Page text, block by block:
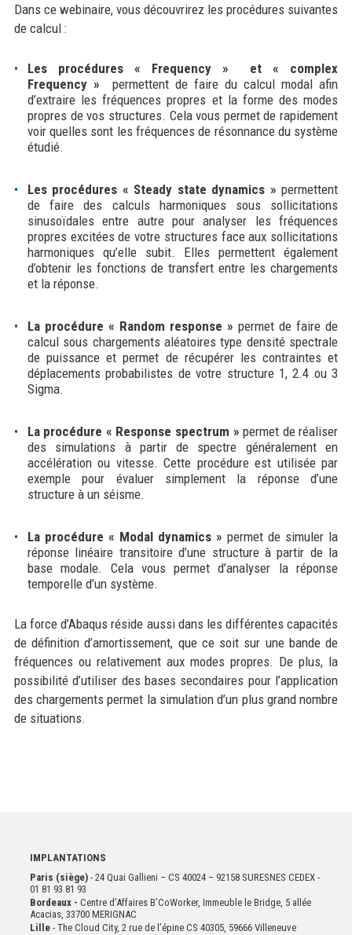
Dans ce webinaire, vous découvrirez les procédures suivantes
de calcul :
Les procédures « Frequency » et « complex
Frequency » permettent de faire du calcul modal afin
d’extraire les fréquences propres et la forme des modes
propres de vos structures. Cela vous permet de rapidement
voir quelles sont les fréquences de résonnance du système
étudié.
Les procédures « Steady state dynamics » permettent
de faire des calculs harmoniques sous sollicitations
sinusoïdales entre autre pour analyser les fréquences
propres excitées de votre structures face aux sollicitations
harmoniques qu’elle subit. Elles permettent également
d’obtenir les fonctions de transfert entre les chargements
et la réponse.
La procédure « Random response » permet de faire de
calcul sous chargements aléatoires type densité spectrale
de puissance et permet de récupérer les contraintes et
déplacements probabilistes de votre structure 1, 2.4 ou 3
Sigma.
La procédure « Response spectrum » permet de réaliser
des simulations à partir de spectre généralement en
accélération ou vitesse. Cette procédure est utilisée par
exemple pour évaluer simplement la réponse d’une
structure à un séisme.
La procédure « Modal dynamics » permet de simuler la
réponse linéaire transitoire d’une structure à partir de la
base modale. Cela vous permet d’analyser la réponse
temporelle d’un système.
La force d’Abaqus réside aussi dans les différentes capacités
de définition d’amortissement, que ce soit sur une bande de
fréquences ou relativement aux modes propres. De plus, la
possibilité d’utiliser des bases secondaires pour l’application
des chargements permet la simulation d’un plus grand nombre
de situations.
IMPLANTATIONS
Paris (siège) - 24 Quai Gallieni – CS 40024 – 92158 SURESNES CEDEX -
01 81 93 81 93
Bordeaux - Centre d’Affaires B’CoWorker, Immeuble le Bridge, 5 allée
Acacias, 33700 MERIGNAC
Lille- The Cloud City, 2 rue de l’épine CS 40305, 59666 Villeneuve